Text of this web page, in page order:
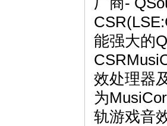
能强大的
效处理器
为
轨游戏音